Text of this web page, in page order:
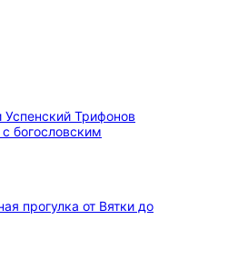
Трифонов
богословским